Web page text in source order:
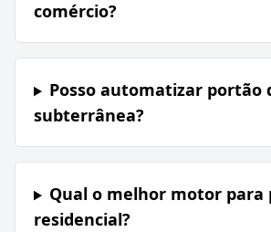
comércio?
Posso automatizar portão
subterrânea?
Qual o melhor motor para
residencial?